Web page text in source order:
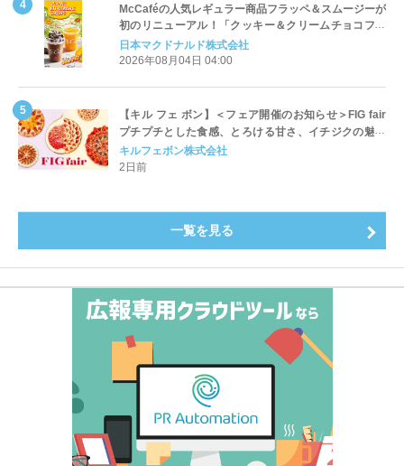
McCaféの人気レギュラー商品フラッペ＆スムージーが
初のリニューアル！「クッキー＆クリームチョコフラ
ッペ」「マンゴースムージー」8月5日（水）から販売
開始
日本マクドナルド株式会社
2026年08月04日 04:00
【キル フェ ボン】＜フェア開催のお知らせ＞FIG fair
プチプチとした食感、とろける甘さ、イチジクの魅力
をたっぷりと。新作を含め、イチジク尽くしの全4種が
登場8月20日（木）スタート
キルフェボン株式会社
2日前
一覧を見る